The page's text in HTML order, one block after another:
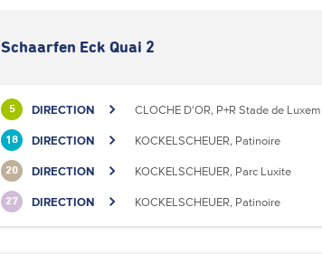
Schaarfen Eck Quai 2
5 DIRECTION CLOCHE D'OR, P+R Stade de
18 DIRECTION KOCKELSCHEUER, Patinoire
20 DIRECTION KOCKELSCHEUER, Parc Luxite
27 DIRECTION KOCKELSCHEUER, Patinoire